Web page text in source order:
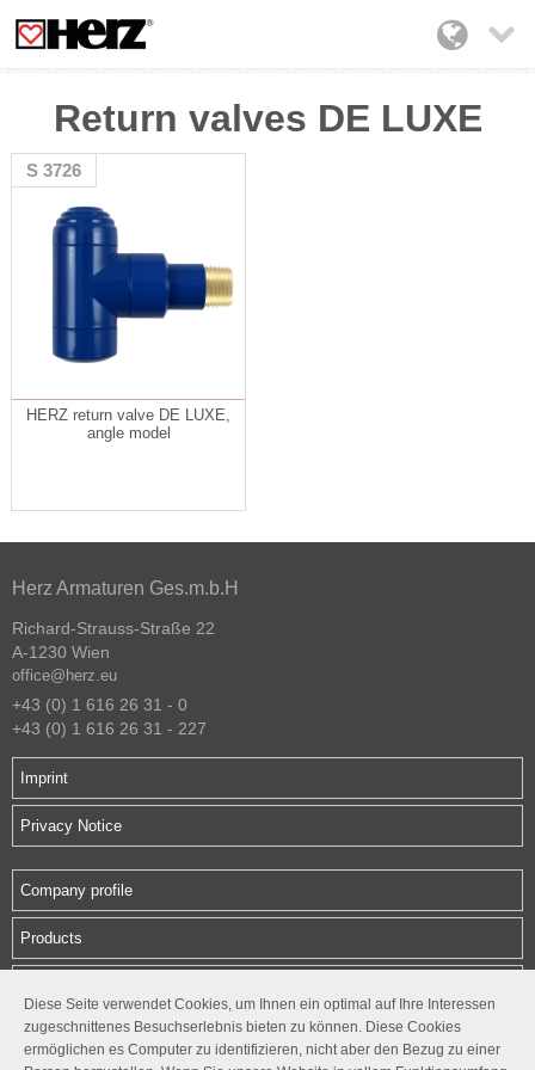
Diese Seite verwendet Cookies, um Ihnen ein optimal auf Ihre Interessen
zugeschnittenes Besuchserlebnis bieten zu können. Diese Cookies
ermöglichen es Computer zu identifizieren, nicht aber den Bezug zu einer

Return valves DE LUXE
S 3726
HERZ return valve DE LUXE,
angle model
Herz Armaturen Ges.m.b.H
Richard-Strauss-Straße 22
A-1230 Wien
office@herz.eu
+43 (0) 1 616 26 31 - 0
+43 (0) 1 616 26 31 - 227
Imprint
Privacy Notice
Company profile
Products
Contact